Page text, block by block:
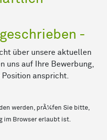
-
über unsere aktuellen
uns auf Ihre Bewerbung,
anspricht.
werden, prÃ¼fen Sie bitte,
im Browser erlaubt ist.